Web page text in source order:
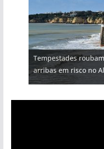
Tempestades
arribas em risco no
Tapas do mar a 3
gastronómica nasce
Foto do dia: uma
entre redes e
Projeto milionário:
milhões de euros na
hotéis (com vídeo)
Milagre da água.
Algarve voltam a ter